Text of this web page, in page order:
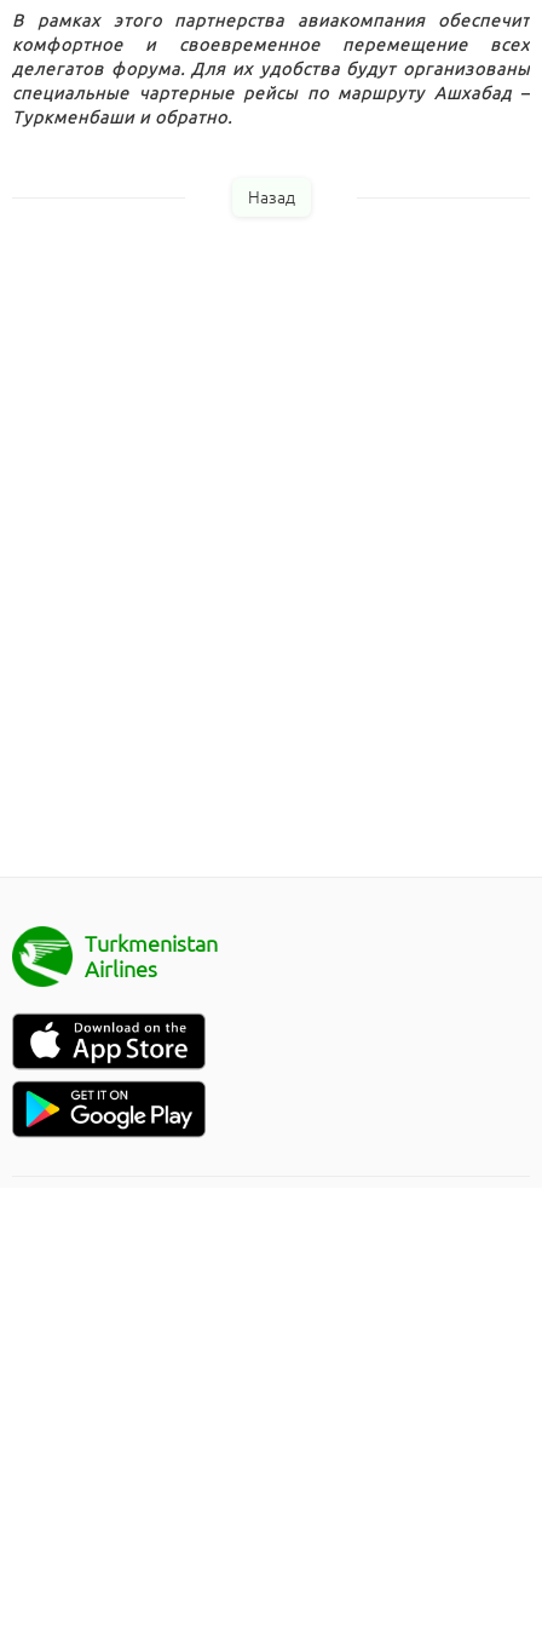
В рамках этого партнерства авиакомпания обеспечит
комфортное и своевременное перемещение всех
делегатов форума. Для их удобства будут организованы
специальные чартерные рейсы по маршруту Ашхабад –
Туркменбаши и обратно.
Назад
Turkmenistan
Airlines